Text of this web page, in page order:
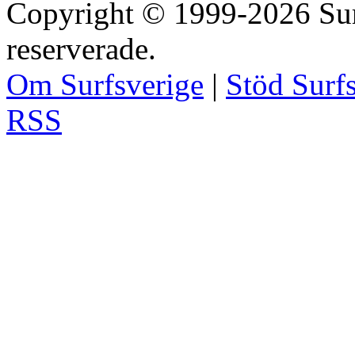
Copyright © 1999-2026
reserverade.
Om Surfsverige | Stöd
RSS